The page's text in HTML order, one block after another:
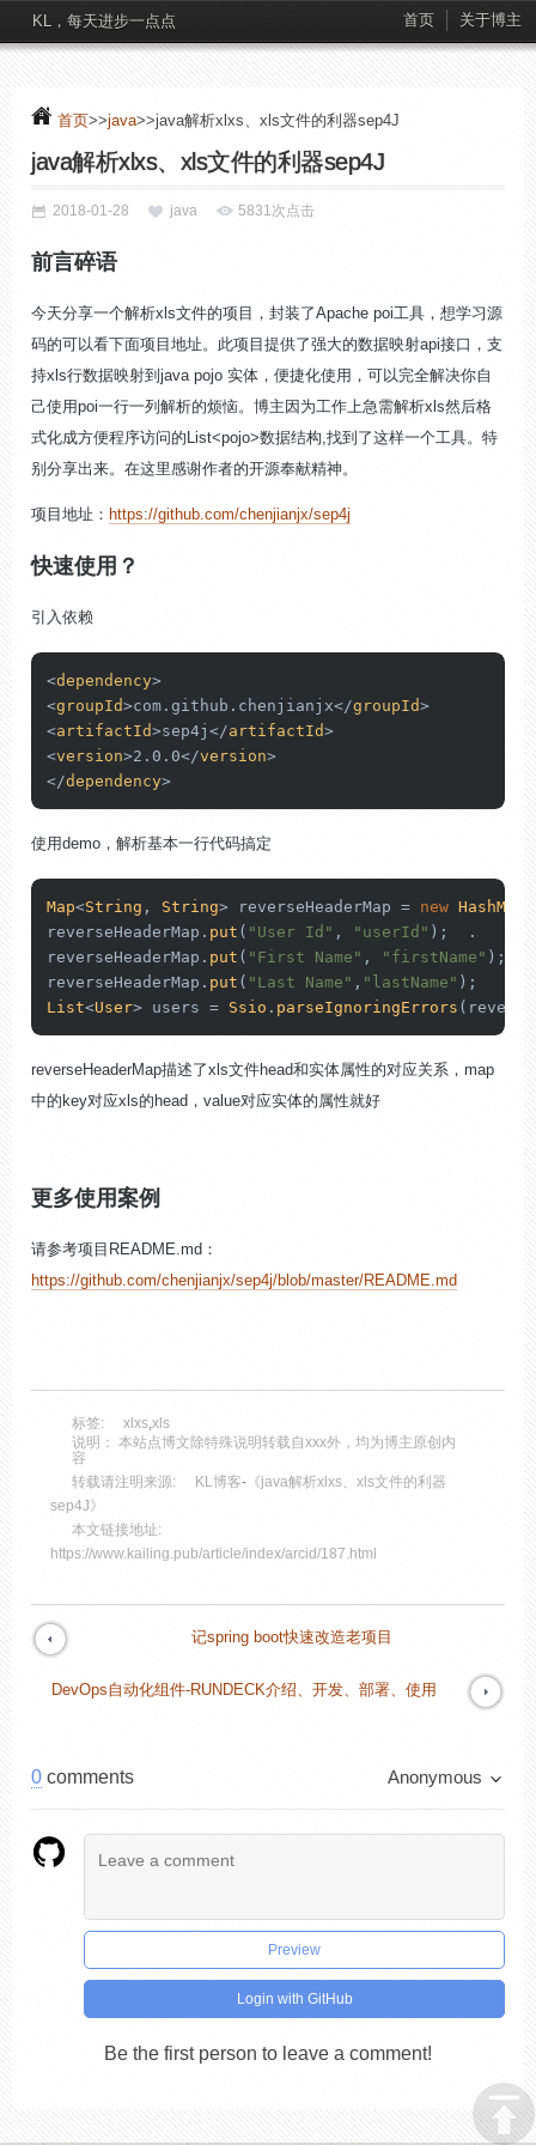
KL，每天进步一点点 首页 关于博主
首页>>java>>java解析xlxs、xls文件的利器sep4J
java解析xlxs、xls文件的利器sep4J
2018-01-28 java 5831次点击
前言碎语
今天分享一个解析xls文件的项目，封装了Apache poi工具，想学习源
码的可以看下面项目地址。此项目提供了强大的数据映射api接口，支
持xls行数据映射到java pojo 实体，便捷化使用，可以完全解决你自
己使用poi一行一列解析的烦恼。博主因为工作上急需解析xls然后格
式化成方便程序访问的List<pojo>数据结构,找到了这样一个工具。特
别分享出来。在这里感谢作者的开源奉献精神。
项目地址： https://github.com/chenjianjx/sep4j
快速使用？
引入依赖
<dependency>
<groupId>com.github.chenjianjx</groupId>
<artifactId>sep4j </artifactId>
<version>2.0.0</version>
</dependency>
使用demo，解析基本一行代码搞定
Map<String , String> reverseHeaderMap = new HashMap
reverseHeaderMap. put ( "User Id" , "userId" );  .
reverseHeaderMap. put ( "First Name" , "firstName" );
reverseHeaderMap. put ( "Last Name" , "lastName"
List<User> users = Ssio . parseIgnoringErrors
reverseHeaderMap描述了xls文件head和实体属性的对应关系，map
中的key对应xls的head，value对应实体的属性就好
更多使用案例
请参考项目README.md：
https://github.com/chenjianjx/sep4j/blob/master/README.md
标签: xlxs,xls
说明： 本站点博文除特殊说明转载自xxx外，均为博主原创内
容
转载请注明来源:
KL博客- 《java解析xlxs、xls文件的利器
sep4J》
本文链接地址:
https://www.kailing.pub/article/index/arcid/187.html
记spring boot快速改造老项目
DevOps自动化组件-RUNDECK介绍、开发、部署、使用
0 comments Anonymous
Preview
Login with GitHub
Be the first person to leave a comment!